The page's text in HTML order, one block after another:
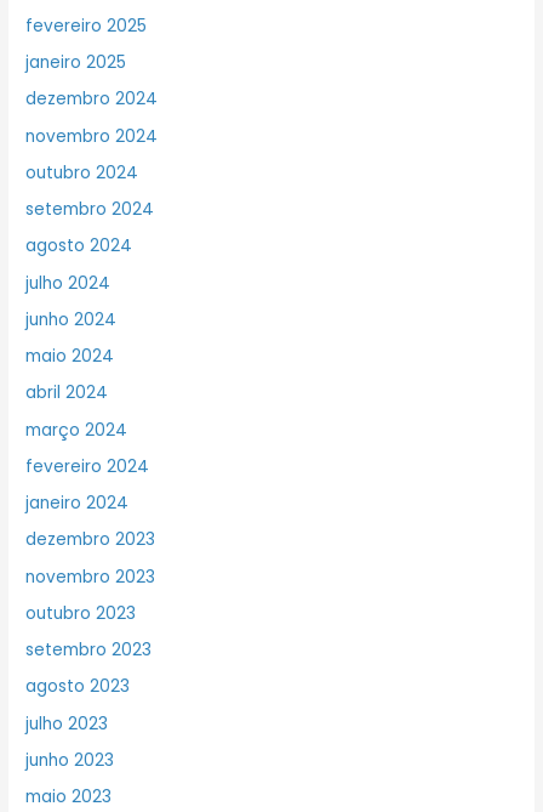
fevereiro 2025
janeiro 2025
dezembro 2024
novembro 2024
outubro 2024
setembro 2024
agosto 2024
julho 2024
junho 2024
maio 2024
abril 2024
março 2024
fevereiro 2024
janeiro 2024
dezembro 2023
novembro 2023
outubro 2023
setembro 2023
agosto 2023
julho 2023
junho 2023
maio 2023